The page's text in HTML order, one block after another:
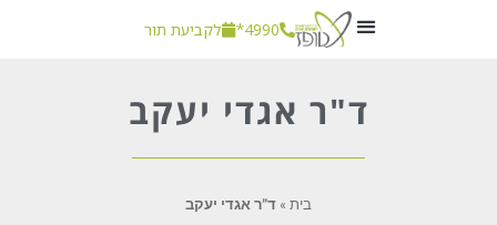
4990* לקביעת תור
ד"ר אגדי יעקב
בית » ד”ר אגדי יעקב